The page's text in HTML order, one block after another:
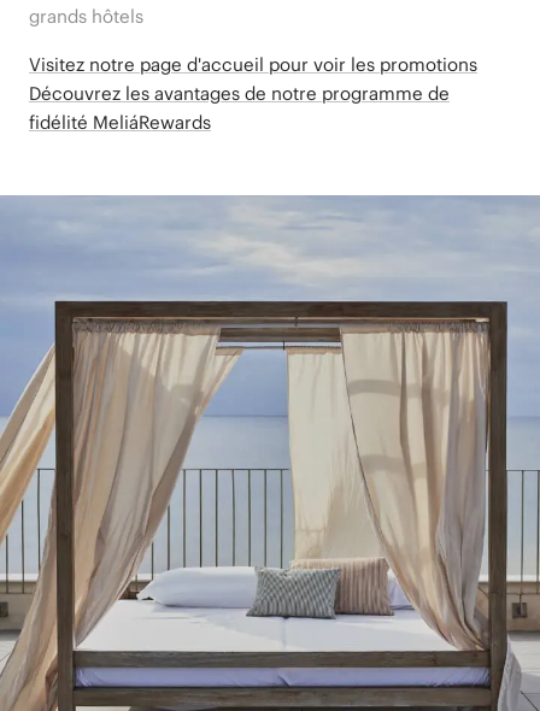
grands hôtels
Visitez notre page d'accueil pour voir les promotions
Découvrez les avantages de notre programme de
fidélité MeliáRewards